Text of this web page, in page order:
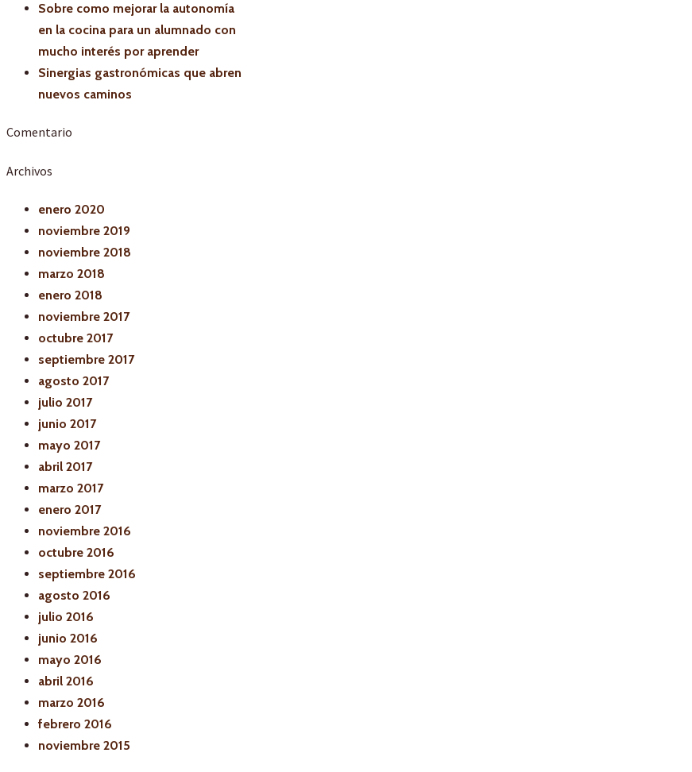
Sobre como mejorar la autonomía
en la cocina para un alumnado con
mucho interés por aprender
Sinergias gastronómicas que abren
nuevos caminos
Comentario
Archivos
enero 2020
noviembre 2019
noviembre 2018
marzo 2018
enero 2018
noviembre 2017
octubre 2017
septiembre 2017
agosto 2017
julio 2017
junio 2017
mayo 2017
abril 2017
marzo 2017
enero 2017
noviembre 2016
octubre 2016
septiembre 2016
agosto 2016
julio 2016
junio 2016
mayo 2016
abril 2016
marzo 2016
febrero 2016
noviembre 2015